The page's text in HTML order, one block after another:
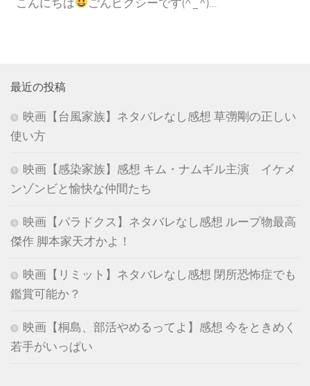
最近の投稿
映画【台風家族】ネタバレなし感想 草彅剛の正しい
使い方
映画【感染家族】感想 キム・ナムギル主演 イケメ
ンゾンビと愉快な仲間たち
映画【パラドクス】ネタバレなし感想 ループ物最高
傑作 脚本家天才かよ！
映画【リミット】ネタバレなし感想 閉所恐怖症でも
鑑賞可能か？
映画【桐島、部活やめるってよ】感想 今をときめく
若手がいっぱい